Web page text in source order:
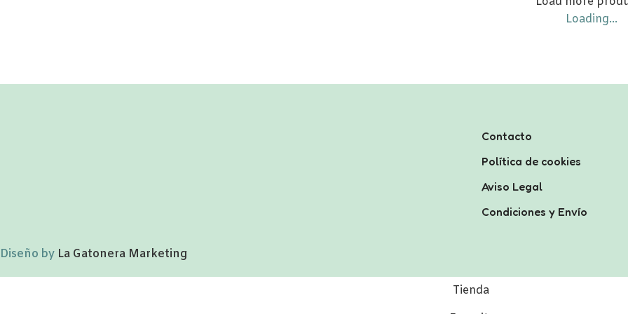
Loading...
Contacto
Política de cookies
Aviso Legal
Condiciones y Envío
Diseño by La Gatonera Marketing
Tienda